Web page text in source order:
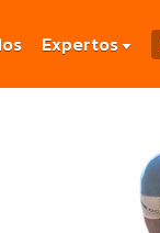
Expertos